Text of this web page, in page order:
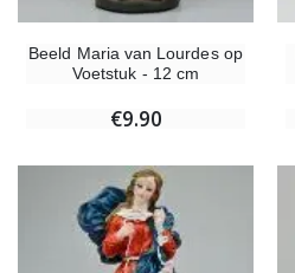
Beeld Maria van Lourdes op
Voetstuk - 12 cm
€9.90